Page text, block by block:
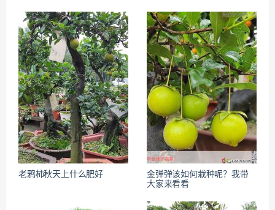
老鸦柿秋天上什么肥好
金弹弹该如何栽种呢？我带
大家来看看